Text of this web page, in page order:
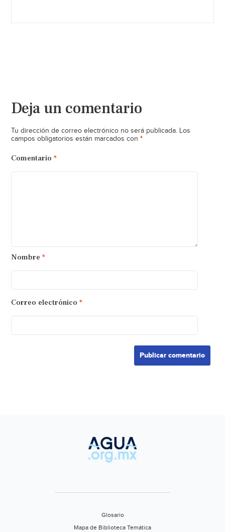
Deja un comentario
Tu dirección de correo electrónico no será publicada. Los
campos obligatorios están marcados con *
Comentario *
Nombre *
Correo electrónico *
Glosario
Mapa de Biblioteca Temática